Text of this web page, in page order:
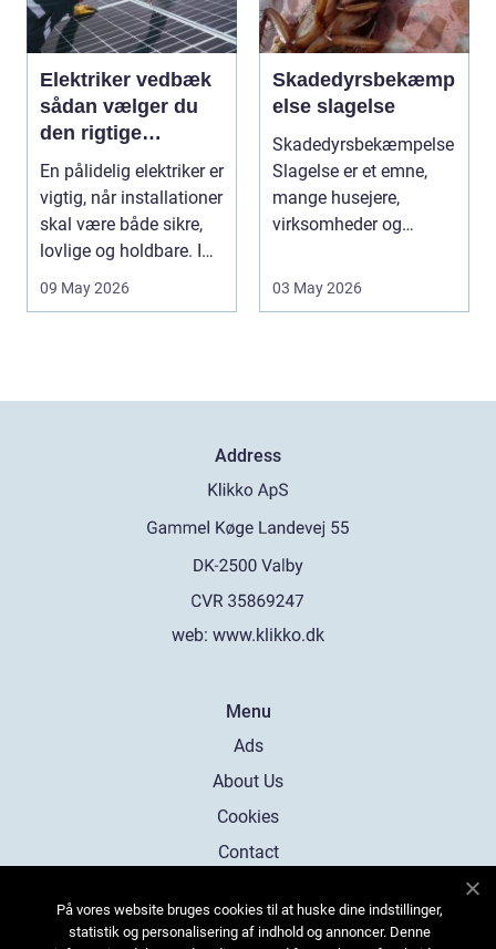
Elektriker vedbæk
sådan vælger du
den rigtige
fagmand
En pålidelig elektriker er
vigtig, når installationer
skal være både sikre,
lovlige og holdbare. I
09 May 2026
Skadedyrsbekæmp
else slagelse
Skadedyrsbekæmpelse
Slagelse er et emne,
mange husejere,
virksomheder og
03 May 2026
Address
web: www.klikko.dk
Menu
Ads
About Us
Cookies
Contact
På vores website bruges cookies til at huske dine indstillinger,
statistik og personalisering af indhold og annoncer. Denne